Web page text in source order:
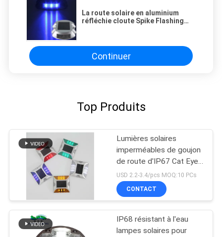
La route solaire en aluminium
réfléchie cloute Spike Flashing
Continuer
Top Produits
Lumières solaires
imperméables de goujon
de route d'IP67 Cat Eye
Road Stud Outdoor
USD 2.2-3.4/pcs MOQ:10 PCs
CONTACT
IP68 résistant à l'eau
lampes solaires pour